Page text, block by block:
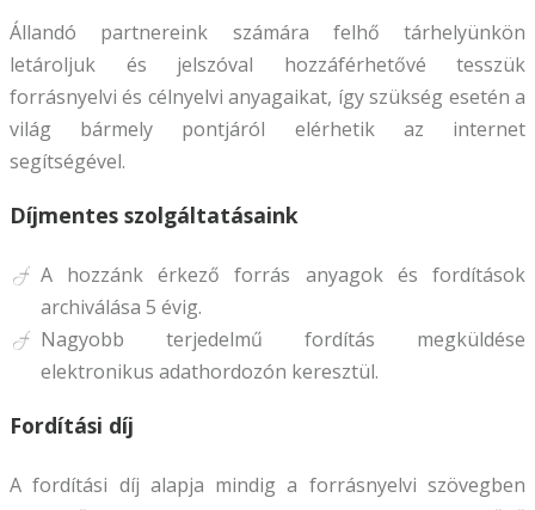
Állandó partnereink számára felhő tárhelyünkön
letároljuk és jelszóval hozzáférhetővé tesszük
forrásnyelvi és célnyelvi anyagaikat, így szükség esetén a
világ bármely pontjáról elérhetik az internet
segítségével.
Díjmentes szolgáltatásaink
A hozzánk érkező forrás anyagok és fordítások
archiválása 5 évig.
Nagyobb terjedelmű fordítás megküldése
elektronikus adathordozón keresztül.
Fordítási díj
A fordítási díj alapja mindig a forrásnyelvi szövegben